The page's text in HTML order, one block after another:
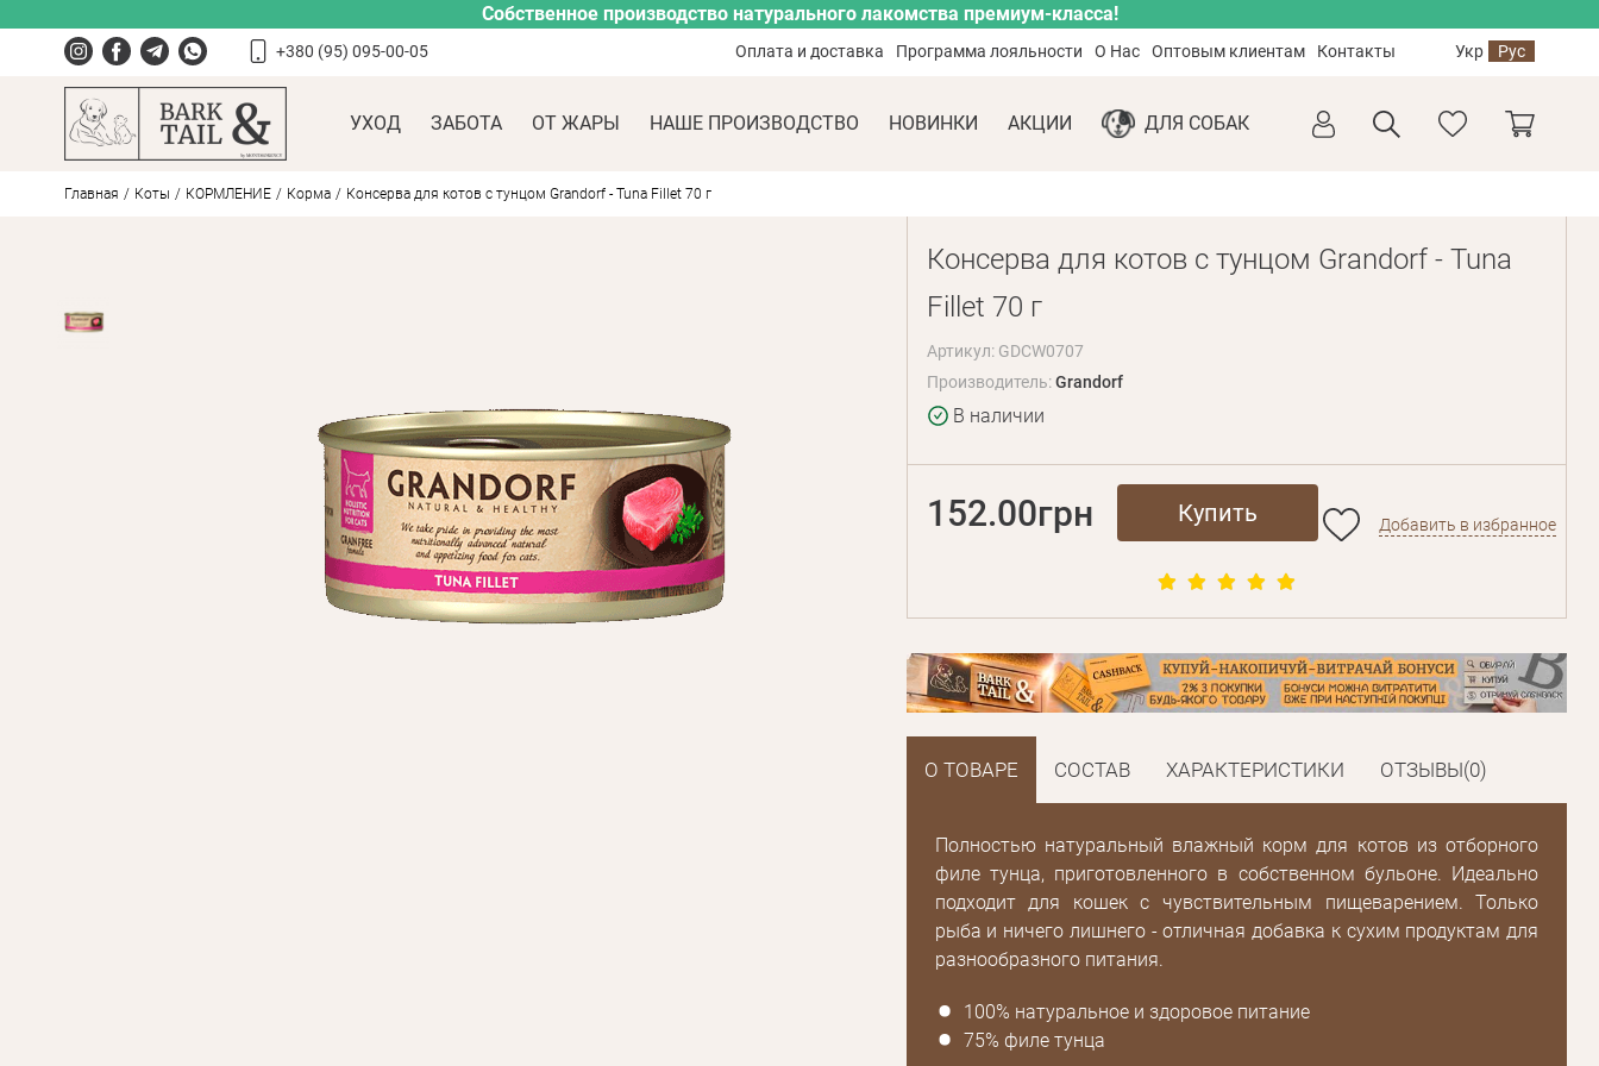
Собственное производство натурального лакомства премиум-класса!
+380 (95) 095-00-05 Оплата и доставка Программа лояльности О Нас Оптовым клиентам Контакты Укр Рус
УХОД ЗАБОТА ОТ ЖАРЫ НАШЕ ПРОИЗВОДСТВО НОВИНКИ АКЦИИ ДЛЯ СОБАК
Главная Коты КОРМЛЕНИЕ Корма Консерва для котов с тунцом Grandorf - Tuna Fillet 70 г
Консерва для котов с тунцом Grandorf - Tuna
Fillet 70 г
Артикул: GDCW0707
Производитель:Grandorf
В наличии
152.00грн Купить Добавить в избранное
О ТОВАРЕ СОСТАВ ХАРАКТЕРИСТИКИ ОТЗЫВЫ(0)
Полностью натуральный влажный корм для котов из отборного
филе тунца, приготовленного в собственном бульоне. Идеально
подходит для кошек с чувствительным пищеварением. Только
рыба и ничего лишнего - отличная добавка к сухим продуктам для
разнообразного питания.
100% натуральное и здоровое питание
75% филе тунца